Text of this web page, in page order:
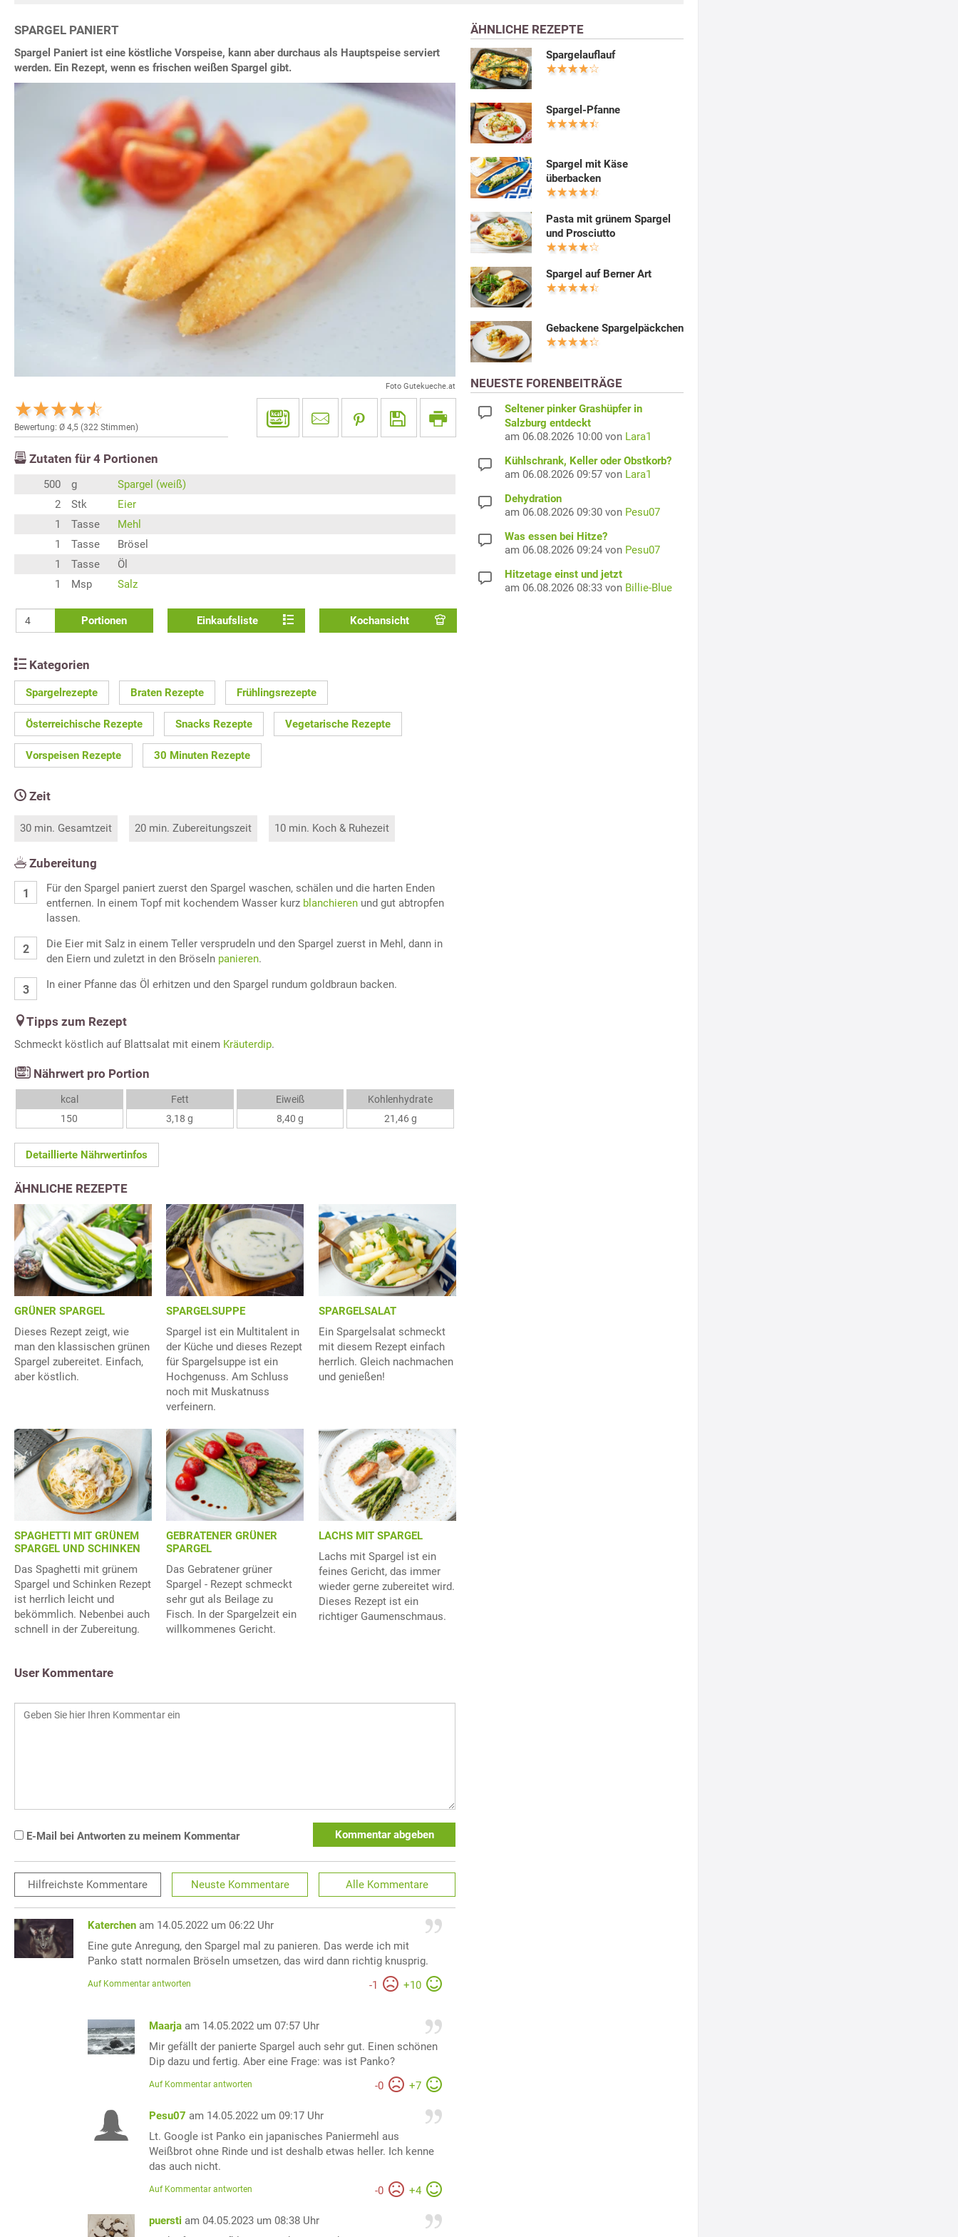
SPARGEL PANIERT
Spargel Paniert ist eine köstliche Vorspeise, kann aber durchaus als Hauptspeise serviert
werden. Ein Rezept, wenn es frischen weißen Spargel gibt.
Foto Gutekueche.at
Bewertung: Ø 4,5 (322 Stimmen)
Zutaten für 4 Portionen
500 g
Spargel (weiß)
2
Stk
Eier
1
Tasse
Mehl
1
Tasse
Brösel
1
Tasse
Öl
1
Msp Salz
Portionen Einkaufsliste Kochansicht
Kategorien
Spargelrezepte Braten Rezepte Frühlingsrezepte
Österreichische Rezepte Snacks Rezepte Vegetarische Rezepte
Vorspeisen Rezepte 30 Minuten Rezepte
Zeit
30 min. Gesamtzeit 20 min. Zubereitungszeit 10 min. Koch & Ruhezeit
Zubereitung
Für den Spargel paniert zuerst den Spargel waschen, schälen und die harten Enden
entfernen. In einem Topf mit kochendem Wasser kurz blanchieren und gut abtropfen
lassen.
Die Eier mit Salz in einem Teller versprudeln und den Spargel zuerst in Mehl, dann in
den Eiern und zuletzt in den Bröseln panieren.
In einer Pfanne das Öl erhitzen und den Spargel rundum goldbraun backen.
Tipps zum Rezept
Schmeckt köstlich auf Blattsalat mit einem Kräuterdip.
Nährwert pro Portion
kcal
150
Fett
3,18 g
Eiweiß
8,40 g
Kohlenhydrate
21,46 g
Detaillierte Nährwertinfos
ÄHNLICHE REZEPTE
GRÜNER SPARGEL
Dieses Rezept zeigt, wie
man den klassischen grünen
Spargel zubereitet. Einfach,
aber köstlich.
SPARGELSUPPE
Spargel ist ein Multitalent in
der Küche und dieses Rezept
für Spargelsuppe ist ein
Hochgenuss. Am Schluss
noch mit Muskatnuss
verfeinern.
SPARGELSALAT
Ein Spargelsalat schmeckt
mit diesem Rezept einfach
herrlich. Gleich nachmachen
und genießen!
SPAGHETTI MIT GRÜNEM
SPARGEL UND SCHINKEN
Das Spaghetti mit grünem
Spargel und Schinken Rezept
ist herrlich leicht und
bekömmlich. Nebenbei auch
schnell in der Zubereitung.
GEBRATENER GRÜNER
SPARGEL
Das Gebratener grüner
Spargel - Rezept schmeckt
sehr gut als Beilage zu
Fisch. In der Spargelzeit ein
willkommenes Gericht.
LACHS MIT SPARGEL
Lachs mit Spargel ist ein
feines Gericht, das immer
wieder gerne zubereitet wird.
Dieses Rezept ist ein
richtiger Gaumenschmaus.
User Kommentare
E-Mail bei Antworten zu meinem Kommentar Kommentar abgeben
Hilfreichste Kommentare Neuste Kommentare Alle Kommentare
Katerchen am 14.05.2022 um 06:22 Uhr
Eine gute Anregung, den Spargel mal zu panieren. Das werde ich mit
Panko statt normalen Bröseln umsetzen, das wird dann richtig knusprig.
-1 +10
Auf Kommentar antworten
Maarja am 14.05.2022 um 07:57 Uhr
Mir gefällt der panierte Spargel auch sehr gut. Einen schönen
Dip dazu und fertig. Aber eine Frage: was ist Panko?
-0 +7
Auf Kommentar antworten
Pesu07 am 14.05.2022 um 09:17 Uhr
Lt. Google ist Panko ein japanisches Paniermehl aus
Weißbrot ohne Rinde und ist deshalb etwas heller. Ich kenne
das auch nicht.
-0 +4
Auf Kommentar antworten
puersti am 04.05.2023 um 08:38 Uhr
ÄHNLICHE REZEPTE
Spargelauflauf
Spargel-Pfanne
Spargel mit Käse
überbacken
Pasta mit grünem Spargel
und Prosciutto
Spargel auf Berner Art
Gebackene Spargelpäckchen
NEUESTE FORENBEITRÄGE
Seltener pinker Grashüpfer in
Salzburg entdeckt
am 06.08.2026 10:00 von Lara1
Kühlschrank, Keller oder Obstkorb?
am 06.08.2026 09:57 von Lara1
Dehydration
am 06.08.2026 09:30 von Pesu07
Was essen bei Hitze?
am 06.08.2026 09:24 von Pesu07
Hitzetage einst und jetzt
am 06.08.2026 08:33 von Billie-Blue